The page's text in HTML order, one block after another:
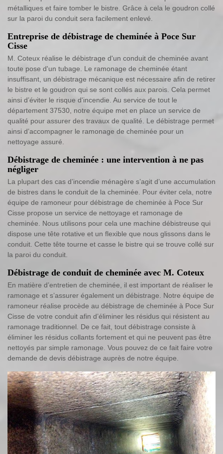
métalliques et faire tomber le bistre. Grâce à cela le goudron collé
sur la paroi du conduit sera facilement enlevé.
Entreprise de débistrage de cheminée à Poce Sur
Cisse
M. Coteux réalise le débistrage d'un conduit de cheminée avant
toute pose d'un tubage. Le ramonage de cheminée étant
insuffisant, un débistrage mécanique est nécessaire afin de retirer
le bistre et le goudron qui se sont collés aux parois. Cela permet
ainsi d’éviter le risque d'incendie. Au service de tout le
département 37530, notre équipe met en place un service de
qualité pour assurer des travaux de qualité. Le débistrage permet
ainsi d’accompagner le ramonage de cheminée pour un
nettoyage assuré.
Débistrage de cheminée : une intervention à ne pas
négliger
La plupart des cas d’incendie ménagère s’agit d’une accumulation
de bistres dans le conduit de la cheminée. Pour éviter cela, notre
équipe de ramoneur pour débistrage de cheminée à Poce Sur
Cisse propose un service de nettoyage et ramonage de
cheminée. Nous utilisons pour cela une machine débistreuse qui
dispose une tête rotative et un flexible que nous glissons dans le
conduit. Cette tête tourne et casse le bistre qui se trouve collé sur
la paroi du conduit.
Débistrage de conduit de cheminée avec M. Coteux
En matière d’entretien de cheminée, il est important de réaliser le
ramonage et s’assurer également un débistrage. Notre équipe de
ramoneur réalise procède au débistrage de cheminée à Poce Sur
Cisse de votre conduit afin d’éliminer les résidus qui résistent au
ramonage traditionnel. De ce fait, tout débistrage consiste à
éliminer les résidus collants fortement et qui ne peuvent pas être
nettoyés par simple ramonage. Vous pouvez de ce fait faire votre
demande de devis débistrage auprès de notre équipe.